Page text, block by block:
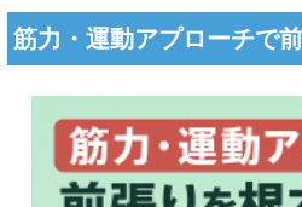
筋力・運動アプローチで